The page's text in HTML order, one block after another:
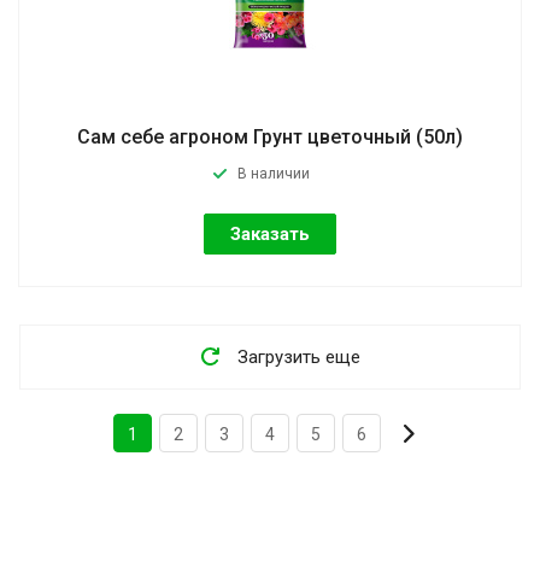
Сам себе агроном Грунт цветочный (50л)
В наличии
Заказать
Загрузить еще
1 2 3 4 5 6